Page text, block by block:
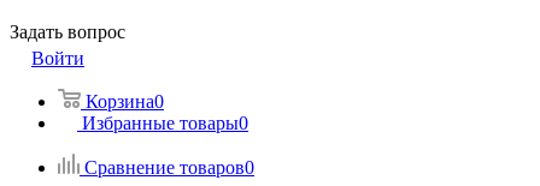
Задать вопрос
Войти
Корзина0
Избранные товары0
Сравнение товаров0